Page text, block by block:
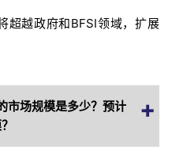
超越政府和BFSI领域，扩展
市场规模是多少？预计